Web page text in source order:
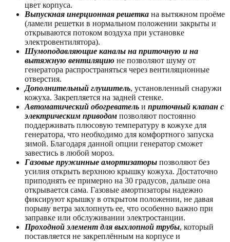
цвет корпуса.
Выпускная инерционная решетка на вытяжном проёме
(ламели решетки в нормальном положении закрыты и
открываются потоком воздуха при установке
электровентилятора).
Шумоподавляющие каналы на приточную и на
вытяжную вентиляцию не позволяют шуму от
генератора распространяться через вентиляционные
отверстия.
Дополнительный глушитель, установленный снаружи
кожуха. Закрепляется на задней стенке.
Автоматический обогреватель и приточный клапан с
электрическим приводом позволяют постоянно
поддерживать плюсовую температуру в кожухе для
генератора, что необходимо для комфортного запуска
зимой. Благодаря данной опции генератор сможет
завестись в любой мороз.
Газовые пружинные амортизаторы позволяют без
усилия открыть верхнюю крышку кожуха. Достаточно
приподнять ее примерно на 30 градусов, дальше она
открывается сама. Газовые амортизаторы надежно
фиксируют крышку в открытом положении, не давая
порыву ветра захлопнуть ее, что особенно важно при
заправке или обслуживании электростанции.
Проходной элемент для выхлопной трубы, который
поставляется не закреплённым на корпусе и